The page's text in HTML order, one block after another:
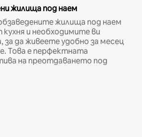
жилища под наем
жилища под наем
и необходимите ви
за да живеете удобно за месец
Това е перфектната
на преотдаването под